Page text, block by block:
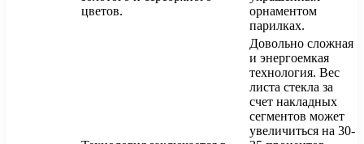
цветов.
орнаментом
парилках.
Довольно сложная
и энергоемкая
технология. Вес
листа стекла за
счет накладных
сегментов может
увеличиться на 30-